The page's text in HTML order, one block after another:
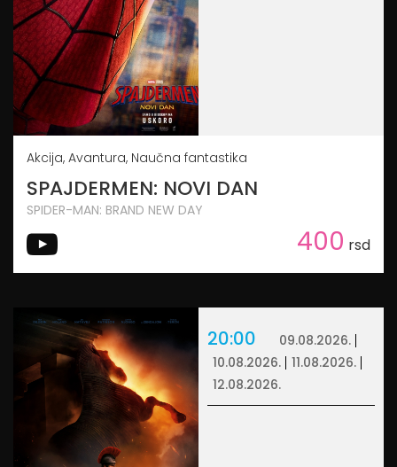
Akcija, Avantura, Naučna fantastika
SPAJDERMEN: NOVI DAN
SPIDER-MAN: BRAND NEW DAY
400 rsd
20:00
09.08.2026.
10.08.2026.
11.08.2026.
12.08.2026.